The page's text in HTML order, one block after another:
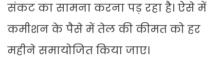
संकट का सामना करना पड़ रहा है। ऐसे में
कमीशन के पैसे में तेल की कीमत को हर
महीने समायोजित किया जाए।